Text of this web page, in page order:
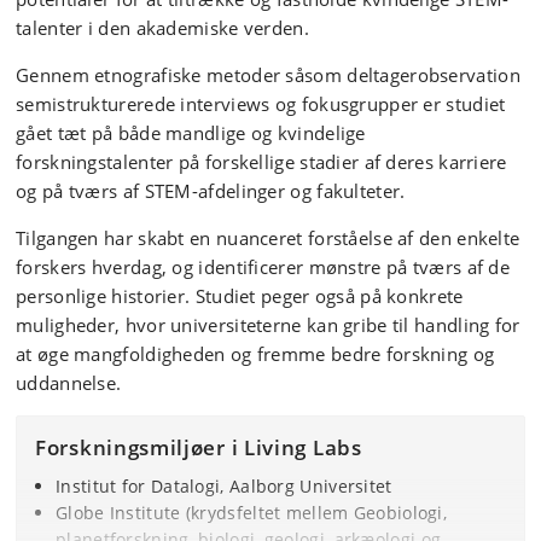
talenter i den akademiske verden.
Gennem etnografiske metoder såsom deltagerobservation
semistrukturerede interviews og fokusgrupper er studiet
gået tæt på både mandlige og kvindelige
forskningstalenter på forskellige stadier af deres karriere
og på tværs af STEM-afdelinger og fakulteter.
Tilgangen har skabt en nuanceret forståelse af den enkelte
forskers hverdag, og identificerer mønstre på tværs af de
personlige historier. Studiet peger også på konkrete
muligheder, hvor universiteterne kan gribe til handling for
at øge mangfoldigheden og fremme bedre forskning og
uddannelse.
Forskningsmiljøer i Living Labs
Institut for Datalogi, Aalborg Universitet
Globe Institute (krydsfeltet mellem Geobiologi,